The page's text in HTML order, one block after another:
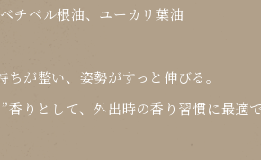
ベチベル根油、ユーカリ葉油
ちが整い、姿勢がすっと伸びる。
香りとして、外出時の香り習慣に最適